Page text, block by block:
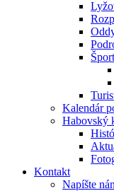
Kalendár
Habovský
Kontakt
Napíšte